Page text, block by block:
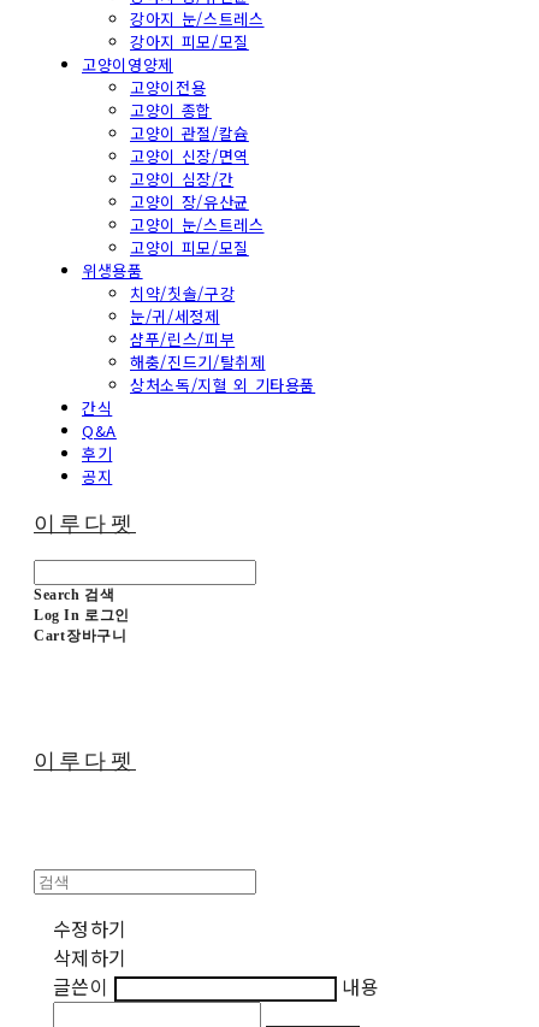
강아지 눈/스트레스
강아지 피모/모질
고양이영양제
고양이전용
고양이 종합
고양이 관절/칼슘
고양이 신장/면역
고양이 심장/간
고양이 장/유산균
고양이 눈/스트레스
고양이 피모/모질
위생용품
치약/칫솔/구강
눈/귀/세정제
샴푸/린스/피부
해충/진드기/탈취제
상처소독/지혈 외 기타용품
간식
Q&A
후기
공지
이루다펫
Search 검색
Log In 로그인
Cart장바구니
이루다펫
수정하기
삭제하기
글쓴이
내용